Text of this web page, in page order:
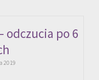
odczucia po 6
2019